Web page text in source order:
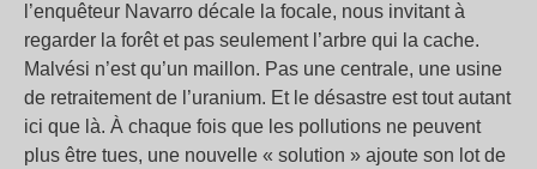
l’enquêteur Navarro décale la focale, nous invitant à
regarder la forêt et pas seulement l’arbre qui la cache.
Malvési n’est qu’un maillon. Pas une centrale, une usine
de retraitement de l’uranium. Et le désastre est tout autant
ici que là. À chaque fois que les pollutions ne peuvent
plus être tues, une nouvelle « solution » ajoute son lot de